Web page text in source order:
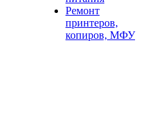
Ремонт
принтеров,
копиров, МФУ